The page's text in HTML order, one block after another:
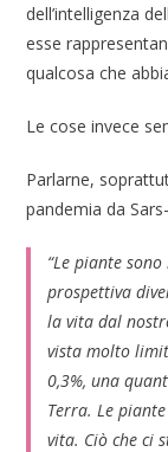
dell’intelligenza
esse
qualcosa che
Le cose invece
Parlarne,
pandemia da
“Le piante sono
prospettiva
la vita dal
vista molto
0,3%, una
Terra. Le
vita. Ciò che ci